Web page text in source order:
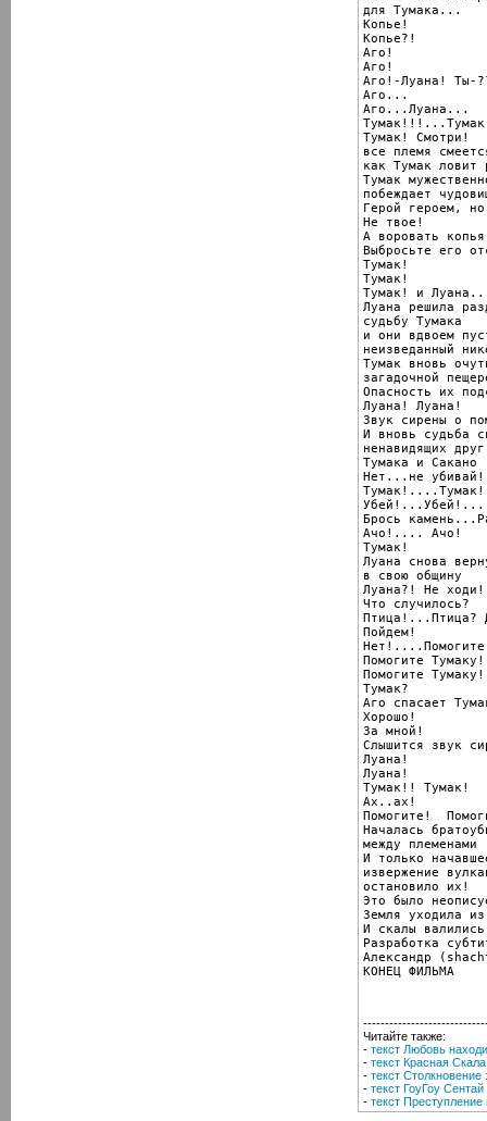
для Тумака...
Копье!
Копье?!
Аго!
Аго!
Аго!-Луана! Ты-
Аго...
Аго...Луана...
Тумак! Смотри!
все племя
как Тумак
Тумак
побеждает
Герой героем,
Не твое!
А воровать
Выбросьте его
Тумак!
Тумак!
Тумак! и
Луана решила
судьбу Тумака
и они вдвоем
неизведанный
Тумак вновь
загадочной
Опасность их
Луана! Луана!
Звук сирены о
И вновь судьба
ненавидящих
Тумака и Сакано
Нет...не убивай!
Брось
Ачо!.... Ачо!
Тумак!
Луана снова
в свою общину
Луана?! Не
Что случилось?
Пойдем!
Помогите
Помогите Тумаку!
Тумак?
Аго спасает
Хорошо!
За мной!
Слышится звук
Луана!
Луана!
Тумак!! Тумак!
Ах..ах!
Помогите!
Началась
между племенами
И только
извержение
остановило их!
Это было
Земля уходила
И скалы
Разработка
Александр
КОНЕЦ ФИЛЬМА
Читайте также:
- текст Любовь
- текст Красная
- текст Столкновение
- текст ГоуГоу
- текст Преступление